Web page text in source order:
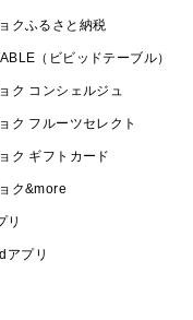
クふるさと納税
（ビビッドテーブル）
ク コンシェルジュ
ク フルーツセレクト
ク ギフトカード
ク&more
リ
アプリ